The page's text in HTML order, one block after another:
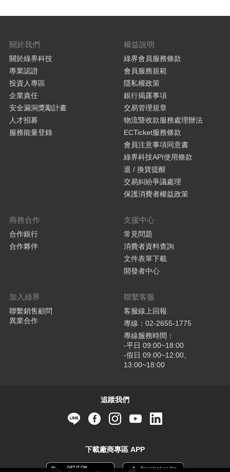
關於我們
關於綠界科技
專業認證
投資人專區
企業責任
安全漏洞獎勵計畫
人才招募
服務能量登錄
權益說明
綠界會員服務條款
會員服務規範
隱私權政策
銀行揭露事項
交易管理規章
物流暨收款服務處理辦法
ECTicket服務條款
會員注意事項同意書
綠界科技API使用條款
退 / 換貨提醒
交易糾紛爭議處理
保護消費者權益政策
商務合作
合作銀行
合作夥伴
支援中心
常見問題
消費者資料查詢
文件表單下載
開發者中心
加入綠界
聯繫銷售顧問
異業合作
聯繫客服
客服線上回報
專線：02-2655-1775
專線服務時間：
-平日 09:00~18:00
-假日 09:00~12:00、
13:00~18:00
追蹤我們
下載廠商專區 APP